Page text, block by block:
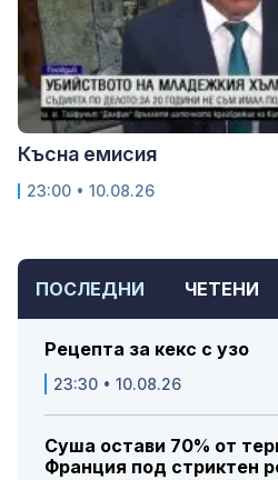
ПОСЛЕДНИ ЧЕТЕНИ
Рецепта за кекс с узо
23:30 • 10.08.26
Суша остави 70% от
Франция под стриктен
Късна емисия
23:00 • 10.08.26